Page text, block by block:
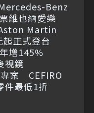
Benz
維也納愛樂
Martin
正式登台
增145%
視鏡
專案 CEFIRO
件最低1折